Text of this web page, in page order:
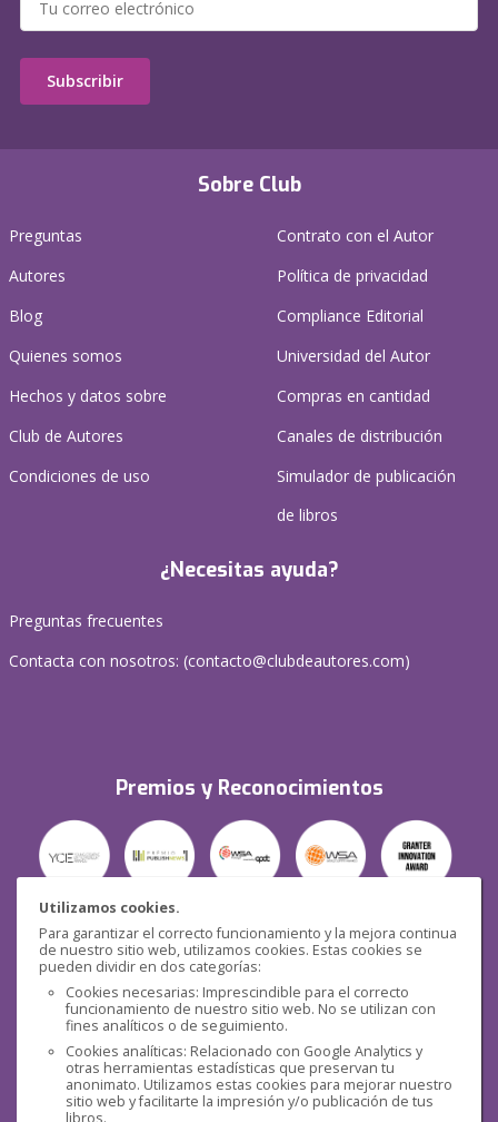
Utilizamos cookies.
Para garantizar el correcto funcionamiento y la mejora continua
de nuestro sitio web, utilizamos cookies. Estas cookies se
pueden dividir en dos categorías:
Cookies necesarias: Imprescindible para el correcto
funcionamiento de nuestro sitio web. No se utilizan con
fines analíticos o de seguimiento.
Cookies analíticas: Relacionado con Google Analytics y
otras herramientas estadísticas que preservan tu
anonimato. Utilizamos estas cookies para mejorar nuestro
sitio web y facilitarte la impresión y/o publicación de tus
libros.
Sobre Club
Preguntas
Autores
Blog
Quienes somos
Hechos y datos sobre
Club de Autores
Condiciones de uso
Contrato con el Autor
Política de privacidad
Compliance Editorial
Universidad del Autor
Compras en cantidad
Canales de distribución
Simulador de publicación
de libros
¿Necesitas ayuda?
Preguntas frecuentes
Contacta con nosotros: (contacto@clubdeautores.com)
Premios y Reconocimientos
Seguridad
Redes sociales
Subscribir